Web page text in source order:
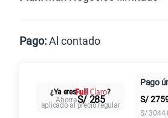
Paga solo
125GB
Pago:Al contado
Al contado Cuotas Claro
¿Ya eres
?
AhorraS/ 285
aplicado al precio regular
Pago
S/
S/